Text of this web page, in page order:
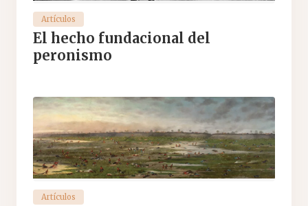
Artículos
El hecho fundacional del
peronismo
Artículos